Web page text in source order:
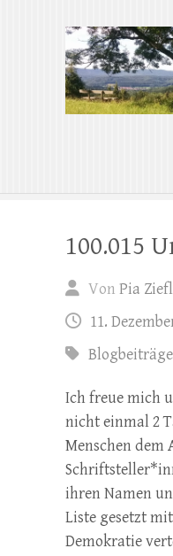
Pia
„Ohne Wurzeln
100.015
Von Pia
11.
Blogbeiträge
Ich freue mich
nicht einmal 2
Menschen dem
ihren Namen
Liste gesetzt
Demokratie